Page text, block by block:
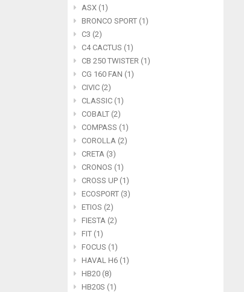
ASX (1)
BRONCO SPORT (1)
C3 (2)
C4 CACTUS (1)
CB 250 TWISTER (1)
CG 160 FAN (1)
CIVIC (2)
CLASSIC (1)
COBALT (2)
COMPASS (1)
COROLLA (2)
CRETA (3)
CRONOS (1)
CROSS UP (1)
ECOSPORT (3)
ETIOS (2)
FIESTA (2)
FIT (1)
FOCUS (1)
HAVAL H6 (1)
HB20 (8)
HB20S (1)